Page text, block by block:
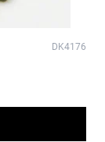
DK4176